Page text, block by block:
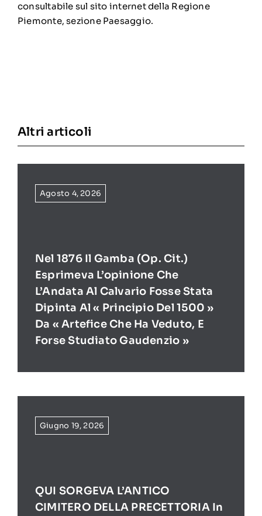
consultabile sul sito internet della Regione
Piemonte, sezione Paesaggio.
Altri articoli
Agosto 4, 2026
Nel 1876 Il Gamba (op. Cit.)
Esprimeva L’opinione Che
L’Andata Al Calvario Fosse Stata
Dipinta Al « Principio Del 1500 »
Da « Artefice Che Ha Veduto, E
Forse Studiato Gaudenzio »
Giugno 19, 2026
QUI SORGEVA L’ANTICO
CIMITERO DELLA PRECETTORIA In